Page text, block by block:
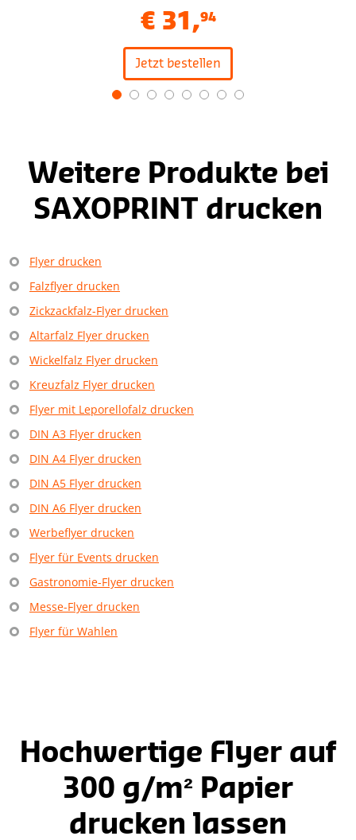
€ 31 ,94
Jetzt bestellen
Weitere Produkte bei
SAXOPRINT drucken
Flyer drucken
Falzflyer drucken
Zickzackfalz-Flyer drucken
Altarfalz Flyer drucken
Wickelfalz Flyer drucken
Kreuzfalz Flyer drucken
Flyer mit Leporellofalz drucken
DIN A3 Flyer drucken
DIN A4 Flyer drucken
DIN A5 Flyer drucken
DIN A6 Flyer drucken
Werbeflyer drucken
Flyer für Events drucken
Gastronomie-Flyer drucken
Messe-Flyer drucken
Flyer für Wahlen
Hochwertige Flyer auf
300 g/m² Papier
drucken lassen